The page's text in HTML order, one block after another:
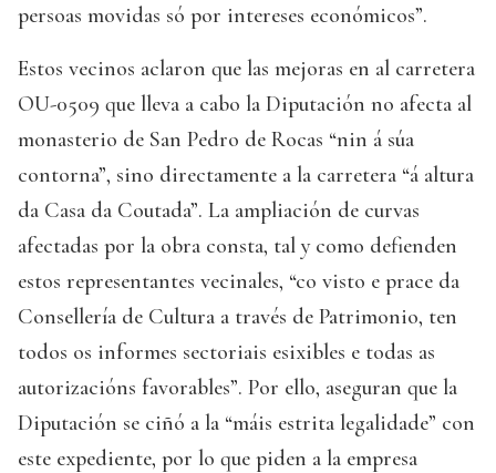
persoas movidas só por intereses económicos”.
Estos vecinos aclaron que las mejoras en al carretera
OU-0509 que lleva a cabo la Diputación no afecta al
monasterio de San Pedro de Rocas “nin á súa
contorna”, sino directamente a la carretera “á altura
da Casa da Coutada”. La ampliación de curvas
afectadas por la obra consta, tal y como defienden
estos representantes vecinales, “co visto e prace da
Consellería de Cultura a través de Patrimonio, ten
todos os informes sectoriais esixibles e todas as
autorizacións favorables”. Por ello, aseguran que la
Diputación se ciñó a la “máis estrita legalidade” con
este expediente, por lo que piden a la empresa